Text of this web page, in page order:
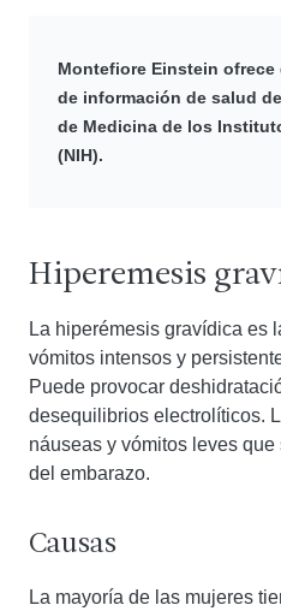
Montefiore Einstein
de información de salud
de Medicina de los
(NIH).
Hiperemesis
La hiperémesis gravídica es
vómitos intensos y
Puede provocar
desequilibrios electrolíticos.
náuseas y vómitos leves
del embarazo.
Causas
La mayoría de las mujeres